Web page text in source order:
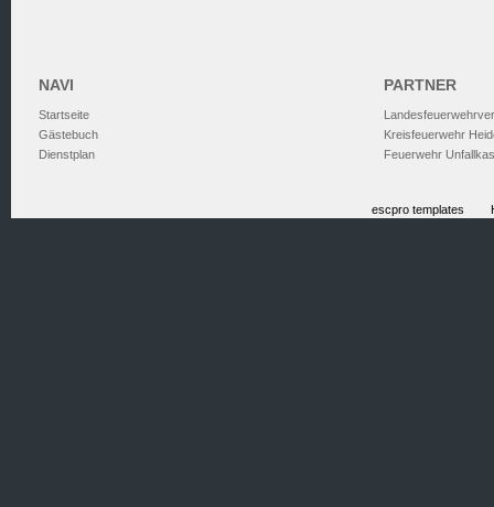
NAVI
Startseite
Gästebuch
Dienstplan
PARTNER
Kreisfeuerwehr
Feuerwehr
escpro templates